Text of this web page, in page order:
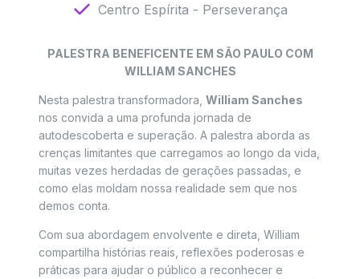
Centro Espírita - Perseverança
PALESTRA BENEFICENTE EM SÃO PAULO COM
WILLIAM SANCHES
Nesta palestra transformadora, William Sanches
nos convida a uma profunda jornada de
autodescoberta e superação. A palestra aborda as
crenças limitantes que carregamos ao longo da vida,
muitas vezes herdadas de gerações passadas, e
como elas moldam nossa realidade sem que nos
demos conta.
Com sua abordagem envolvente e direta, William
compartilha histórias reais, reflexões poderosas e
práticas para ajudar o público a reconhecer e